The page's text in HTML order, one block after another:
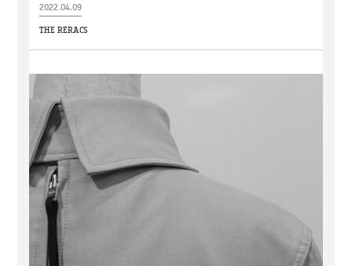
2022.04.09
THE RERACS